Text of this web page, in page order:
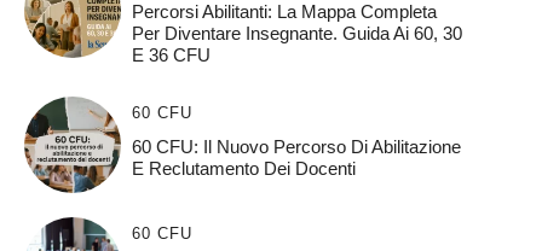
Percorsi Abilitanti: La Mappa Completa
Per Diventare Insegnante. Guida Ai 60, 30
E 36 CFU
60 CFU
60 CFU: Il Nuovo Percorso Di Abilitazione
E Reclutamento Dei Docenti
60 CFU